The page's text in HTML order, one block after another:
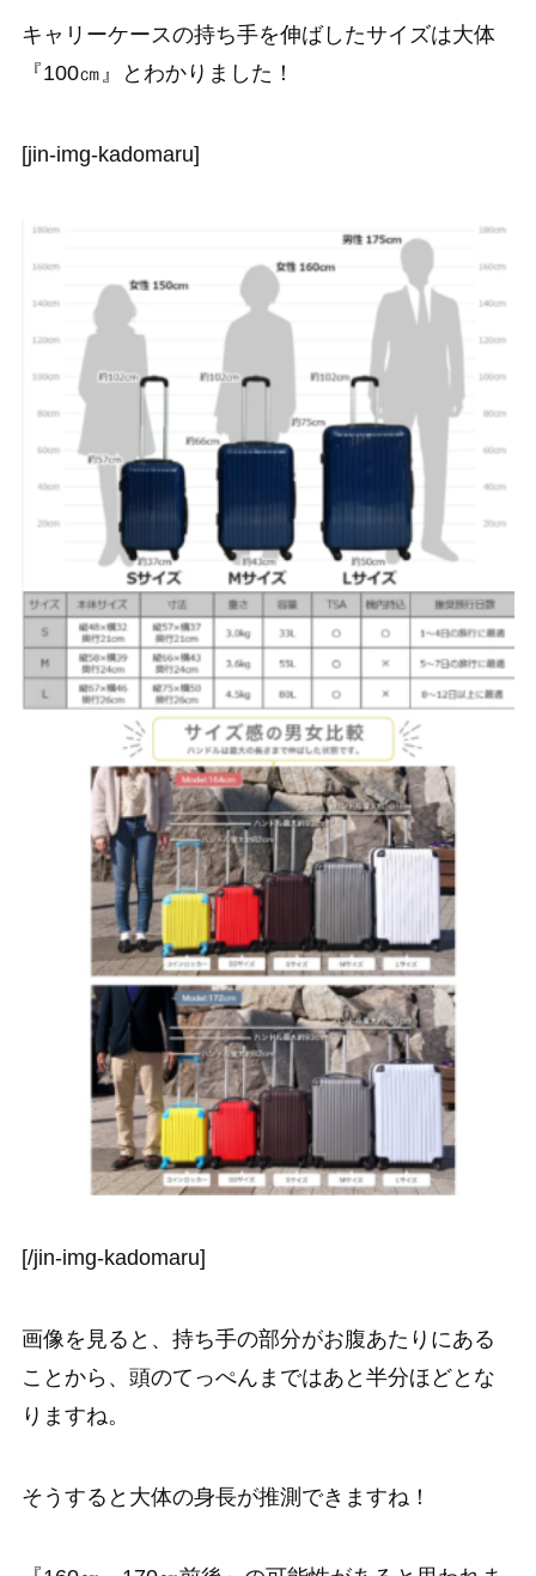
キャリーケースの持ち手を伸ばしたサイズは大体
『100㎝』とわかりました！
[jin-img-kadomaru]
[/jin-img-kadomaru]
画像を見ると、持ち手の部分がお腹あたりにある
ことから、頭のてっぺんまではあと半分ほどとな
りますね。
そうすると大体の身長が推測できますね！